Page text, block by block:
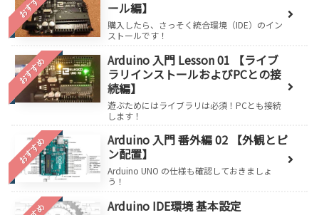
ール編】
購入したら、さっそく統合環境（IDE）のイン
ストールです！
おすすめ
Arduino 入門 Lesson 01 【ライブ
ラリインストールおよびPCとの接
続編】
遊ぶためにはライブラリは必須！PCとも接続
します！
おすすめ
Arduino 入門 番外編 02 【外観とピ
ン配置】
Arduino UNO の仕様も確認しておきましょ
う！
Arduino IDE環境 基本設定